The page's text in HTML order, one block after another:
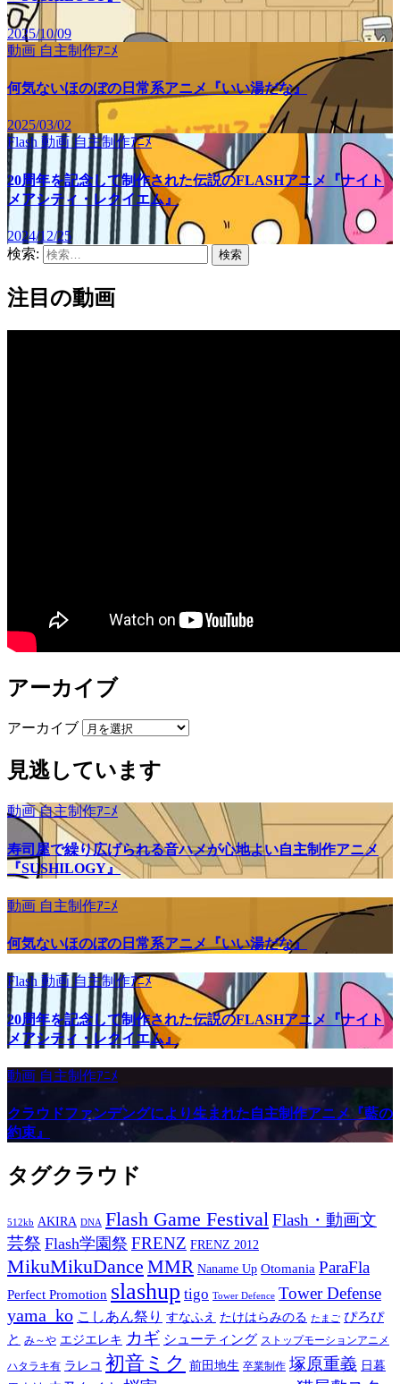
2025/10/09
動画 自主制作ｱﾆﾒ
何気ないほのぼの日常系アニメ『いい湯だな』
2025/03/02
Flash 動画自主制作ｱﾆﾒ
20周年を記念して制作された伝説のFLASHアニメ『ナイト
メアシティ・レクイエム』
2024/12/25
検索:
注目の動画
アーカイブ
アーカイブ
見逃しています
動画自主制作ｱﾆﾒ
寿司屋で繰り広げられる音ハメが心地よい自主制作アニメ
『SUSHILOGY』
動画 自主制作ｱﾆﾒ
何気ないほのぼの日常系アニメ『いい湯だな』
Flash 動画自主制作ｱﾆﾒ
20周年を記念して制作された伝説のFLASHアニメ『ナイト
メアシティ・レクイエム』
動画 自主制作ｱﾆﾒ
クラウドファンデングにより生まれた自主制作アニメ『藍の
約束』
タグクラウド
512kb AKIRA DNA Flash Game FestivalFlash・動画文
芸祭 Flash学園祭 FRENZ FRENZ 2012
MikuMikuDance MMR Naname Up Otomania ParaFla
Perfect Promotion slashup tigo Tower Defence Tower Defense
yama_ko こしあん祭り すなふえ たけはらみのる たまご ぴろぴ
と み～や エジエレキ カギ シューティング ストップモーションアニメ
ハタラキ有 ラレコ 初音ミク 前田地生 卒業制作 塚原重義 日暮